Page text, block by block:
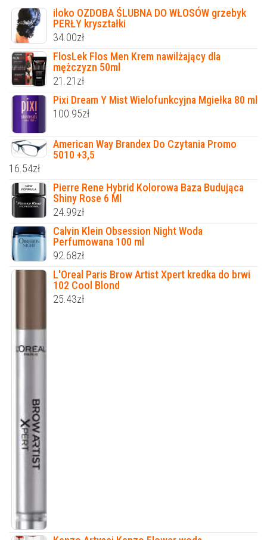
iloko OZDOBA ŚLUBNA DO WŁOSÓW grzebyk
PERŁY kryształki
34.00zł
FlosLek Flos Men Krem nawilżający dla
mężczyzn 50ml
21.21 zł
Pixi Dream Y Mist Wielofunkcyjna Mgiełka 80 ml
100.95zł
American Way Brandex Do Czytania Promo
5010 +3,5
16.54zł
Pierre Rene Hybrid Kolorowa Baza Budująca
Shiny Rose 6 Ml
24.99zł
Calvin Klein Obsession Night Woda
Perfumowana 100 ml
92.68zł
L'Oreal Paris Brow Artist Xpert kredka do brwi
102 Cool Blond
25.43zł